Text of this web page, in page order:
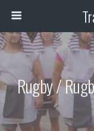
Rugby /